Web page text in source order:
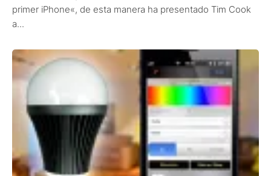
primer iPhone«, de esta manera ha presentado Tim Cook
a...